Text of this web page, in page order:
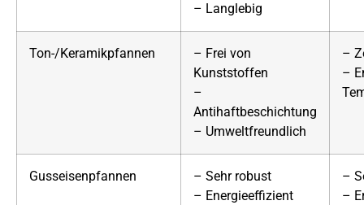
– Langlebig
Ton-/Keramikpfannen
– Frei von
Kunststoffen
–
Antihaftbeschichtung
– Umweltfreundlich
–
–
Gusseisenpfannen
– Sehr robust
– Energieeffizient
–
–